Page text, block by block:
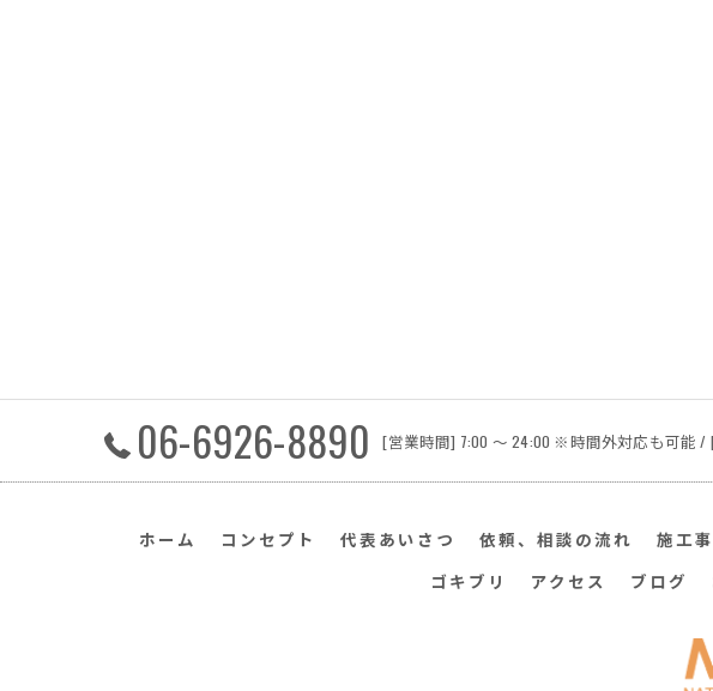
06-6926-8890 [営業時間] 7:00 〜 24:00 ※時間外対応も可能 /
ホーム コンセプト 代表あいさつ 依頼、相談の流れ 施工
ゴキブリ
アクセス ブログ